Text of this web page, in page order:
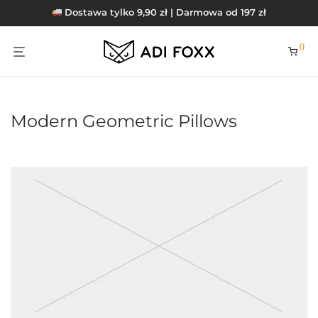
Dostawa tylko 9,90 zł | Darmowa od 197 zł
0
Modern Geometric Pillows